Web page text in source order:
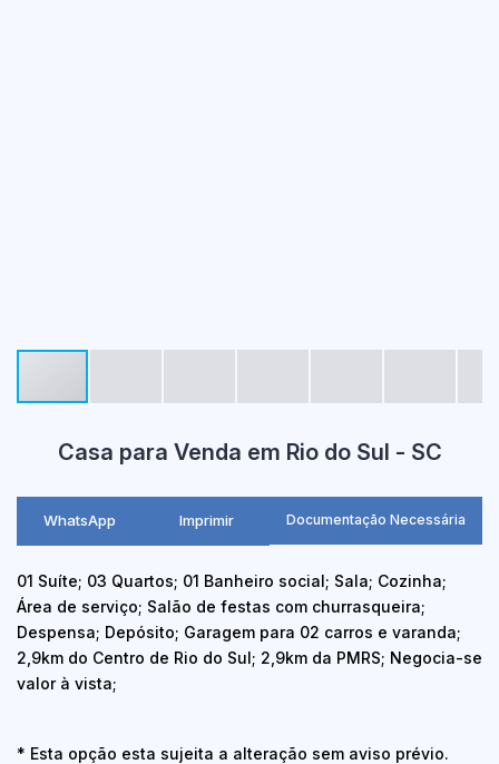
Casa para Venda em Rio do Sul - SC
WhatsApp Imprimir Documentação Necessária
01 Suíte; 03 Quartos; 01 Banheiro social; Sala; Cozinha;
Área de serviço; Salão de festas com churrasqueira;
Despensa; Depósito; Garagem para 02 carros e varanda;
2,9km do Centro de Rio do Sul; 2,9km da PMRS; Negocia-se
valor à vista;
* Esta opção esta sujeita a alteração sem aviso prévio.